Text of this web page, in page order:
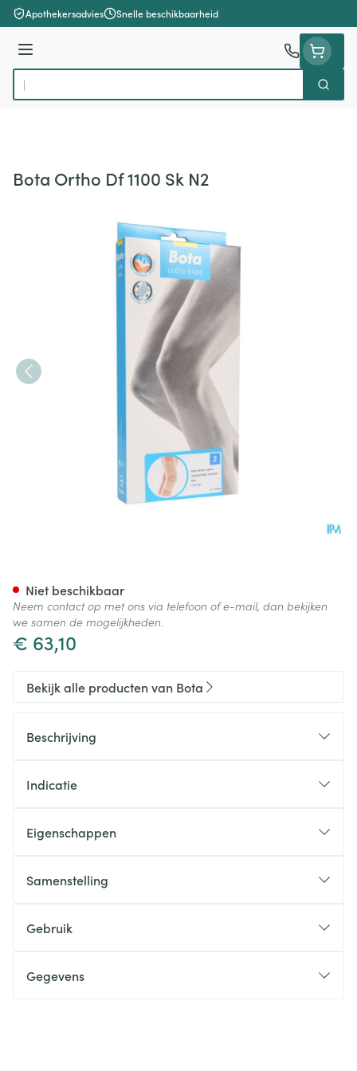
Ga naar de inhoud
Apothekersadvies Snelle beschikbaarheid
Menu
Product, merk, categorie...
Zoek
Bota Ortho Df 1100 Sk N2
€ 63,10
Niet beschikbaar
Neem contact op met ons via telefoon of e-mail, dan bekijken
we samen de mogelijkheden.
Bekijk alle producten van Bota
Beschrijving
Indicatie
Eigenschappen
Samenstelling
Gebruik
Gegevens